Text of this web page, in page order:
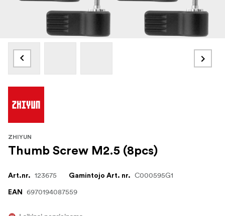
ZHIYUN
Thumb Screw M2.5 (8pcs)
Art.nr. 123675 Gamintojo Art. nr. C000595G1
EAN 6970194087559